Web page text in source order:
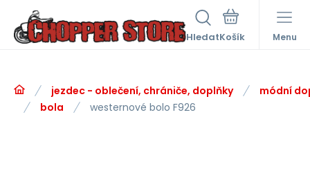
Hledat Menu
jezdec - oblečení, chrániče, doplňky
módní
bola
westernové bolo F926